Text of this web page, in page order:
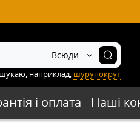
Всюди
наприклад, шурупокрут
і оплата Наші